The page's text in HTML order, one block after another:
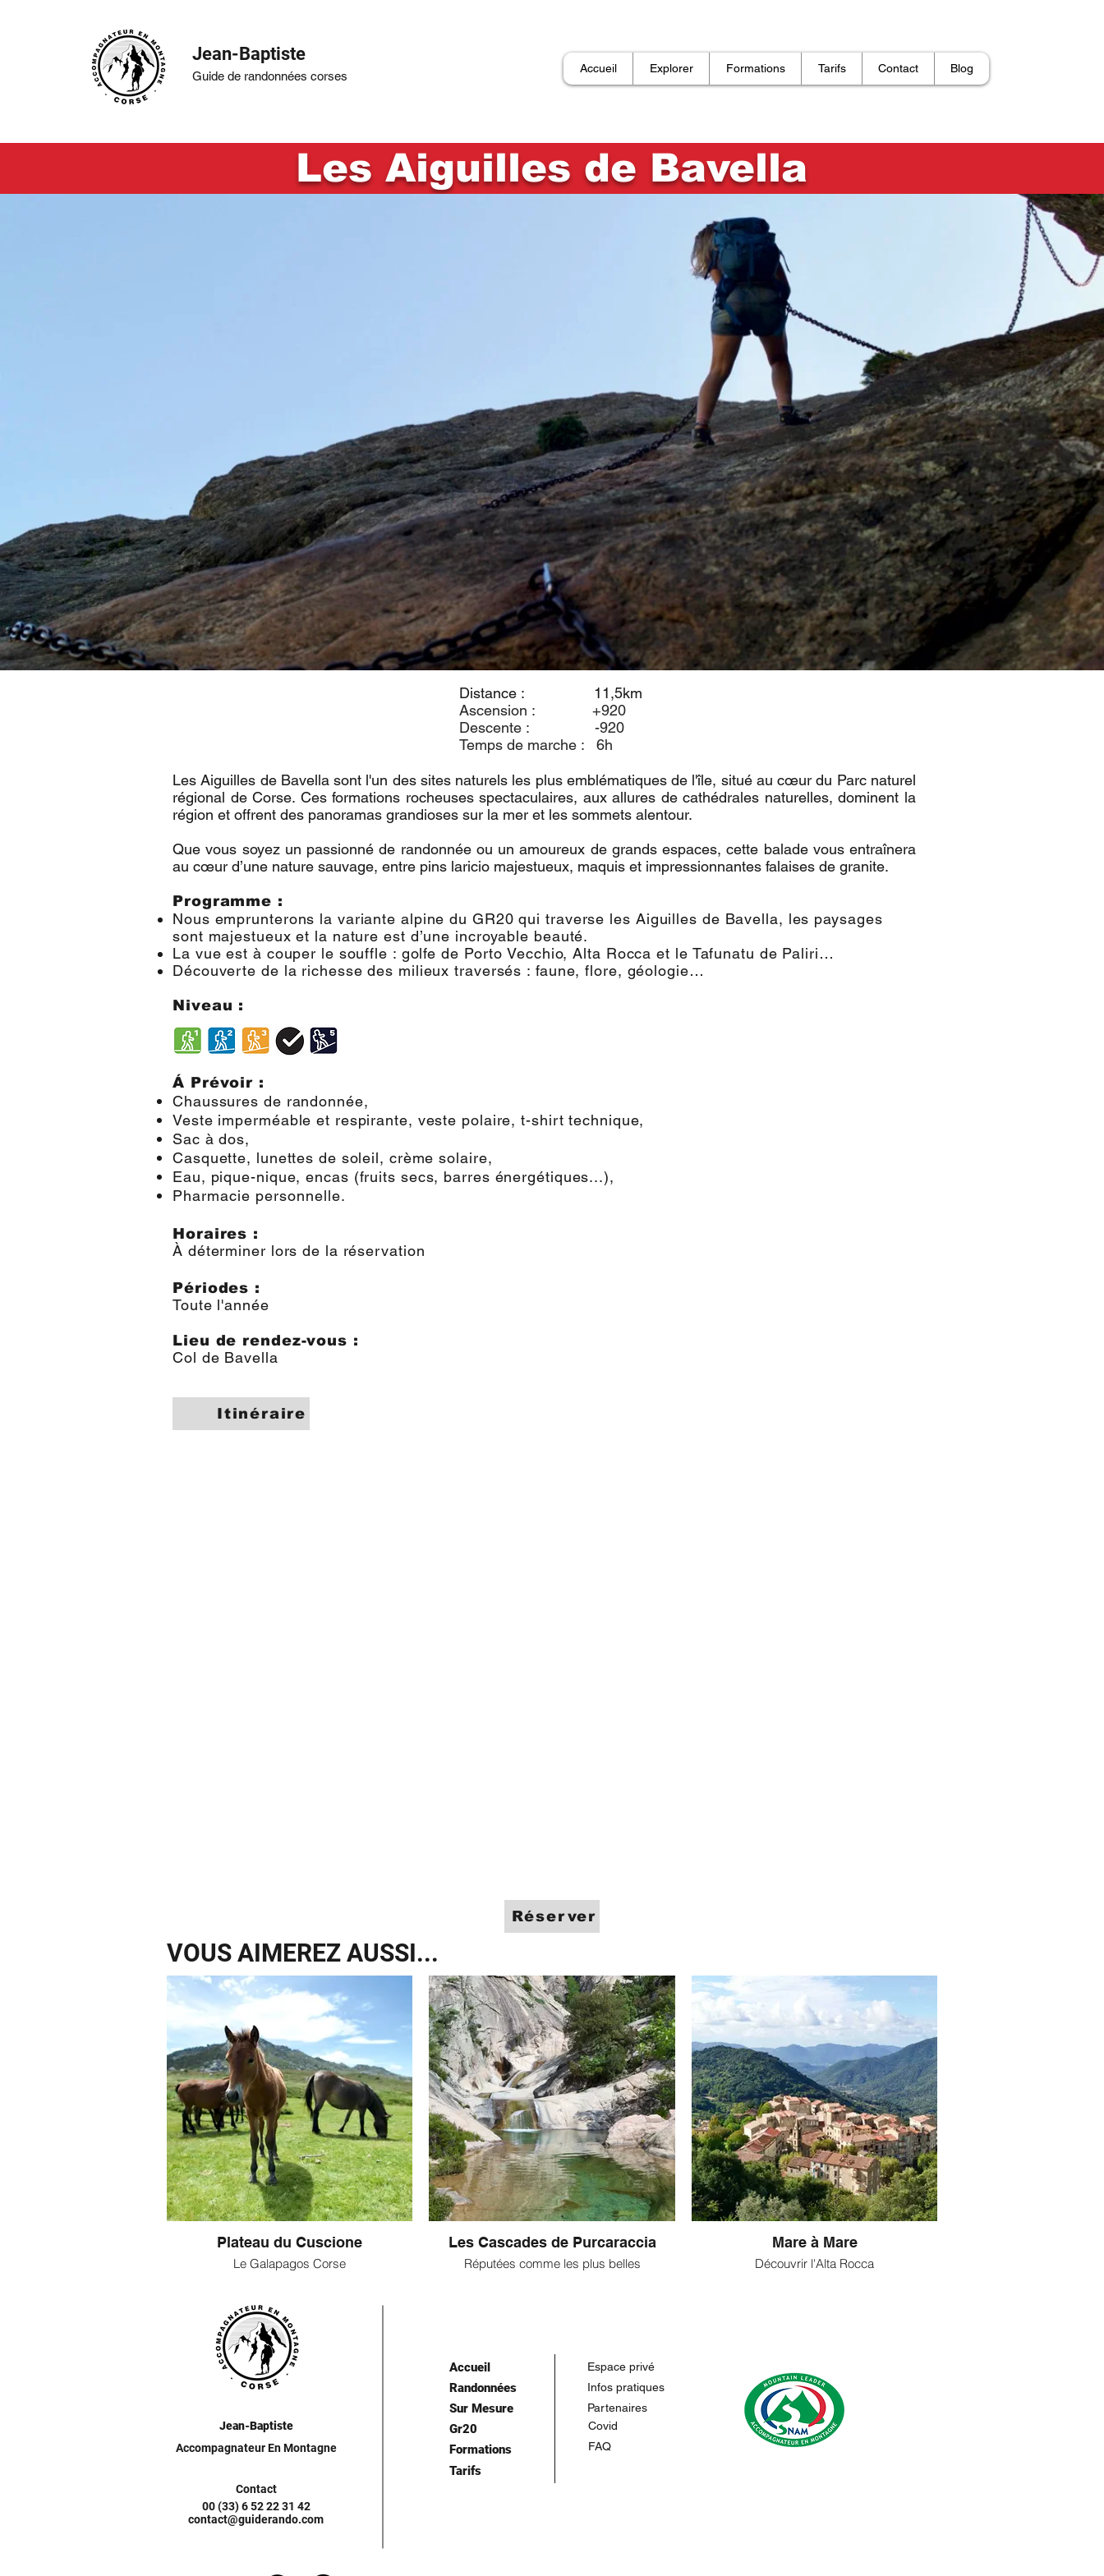
Jean-Baptiste
Guide de randonnées corses
Accueil Explorer Formations Tarifs Contact Blog
Les Aiguilles de Bavella
Distance : 11,5km
Ascension : +920
Descente : -920
Temps de marche : 6h
Les Aiguilles de Bavella sont l'un des sites naturels les plus emblématiques de l'île, situé au cœur du Parc naturel
régional de Corse. Ces formations rocheuses spectaculaires, aux allures de cathédrales naturelles, dominent la
région et offrent des panoramas grandioses sur la mer et les sommets alentour.
Que vous soyez un passionné de randonnée ou un amoureux de grands espaces, cette balade vous entraînera
au cœur d’une nature sauvage, entre pins laricio majestueux, maquis et impressionnantes falaises de granite.
Programme :
Nous emprunterons la variante alpine du GR20 qui traverse les Aiguilles de Bavella, les paysages
sont majestueux et la nature est d’une incroyable beauté.
La vue est à couper le souffle : golfe de Porto Vecchio, Alta Rocca et le Tafunatu de Paliri…
Découverte de la richesse des milieux traversés : faune, flore, géologie…
Niveau :
Á Prévoir :
Chaussures de randonnée,
Veste imperméable et respirante, veste polaire, t-shirt technique,
Sac à dos,
Casquette, lunettes de soleil, crème solaire,
Eau, pique-nique, encas (fruits secs, barres énergétiques...),
Pharmacie personnelle.
Horaires :
À déterminer lors de la réservation
Périodes :
Toute l'année
Lieu de rendez-vous :
Col de Bavella
Itinéraire
Réserver
VOUS AIMEREZ AUSSI...
Plateau du Cuscione
Le Galapagos Corse
Les Cascades de Purcaraccia
Réputées comme les plus belles
Mare à Mare
Découvrir l'Alta Rocca
Jean-Baptiste
Accompagnateur En Montagne
Accueil Espace privé
Randonnées Infos pratiques
Sur Mesure
Gr20
Partenaires
Formations
Covid
FAQ
Contact
Tarifs
00 (33) 6 52 22 31 42
contact@guiderando.com